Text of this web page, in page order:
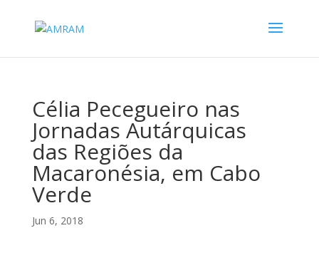
Célia Pecegueiro nas
Jornadas Autárquicas
das Regiões da
Macaronésia, em Cabo
Verde
Jun 6, 2018